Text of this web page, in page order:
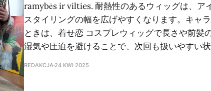
ramybės ir vilties. 耐熱性のあるウィッグは、ア
スタイリングの幅を広げやすくなります。キャ
ときは、着せ恋 コスプレウィッグで長さや前髪
湿気や圧迫を避けることで、次回も扱いやすい状
REDAKCJA 24 KWI 2025